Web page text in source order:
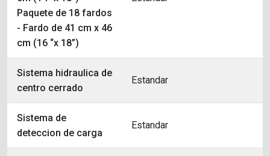
Paquete de 18 fardos
- Fardo de 41 cm x 46
cm (16 “x 18”)
Sistema hidraulica de
centro cerrado
Estandar
Sistema de
deteccion de carga
Estandar